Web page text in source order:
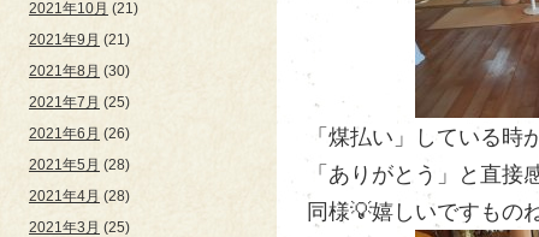
2021年10月 (21)
2021年9月 (21)
2021年8月 (30)
2021年7月 (25)
2021年6月 (26)
2021年5月 (28)
2021年4月 (28)
2021年3月 (25)
「煤払い」している時
「ありがとう」と直
同様💡嬉しいですもの